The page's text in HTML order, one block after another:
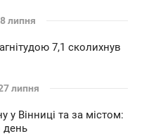
липня
7,1 сколихнув
липня
у Вінниці та за містом:
день